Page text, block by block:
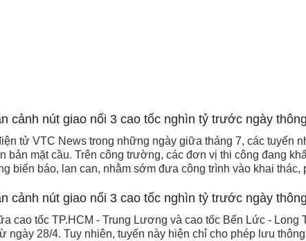
tử VTC News trong những ngày giữa tháng 7, các tuyến
bản mặt cầu. Trên công trường, các đơn vị thi công đang
biển báo, lan can, nhằm sớm đưa công trình vào khai thác,
cao tốc TP.HCM - Trung Lương và cao tốc Bến Lức - Long
ngày 28/4. Tuy nhiên, tuyến này hiện chỉ cho phép lưu